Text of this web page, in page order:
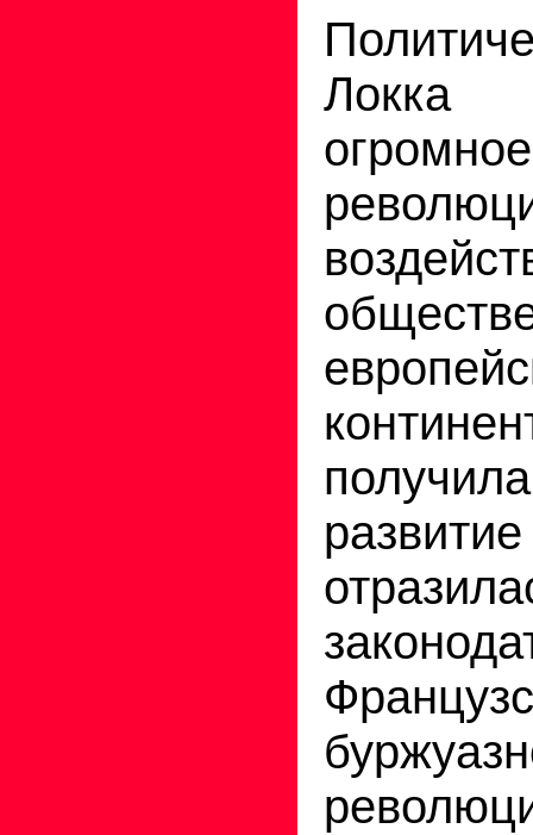
огромное